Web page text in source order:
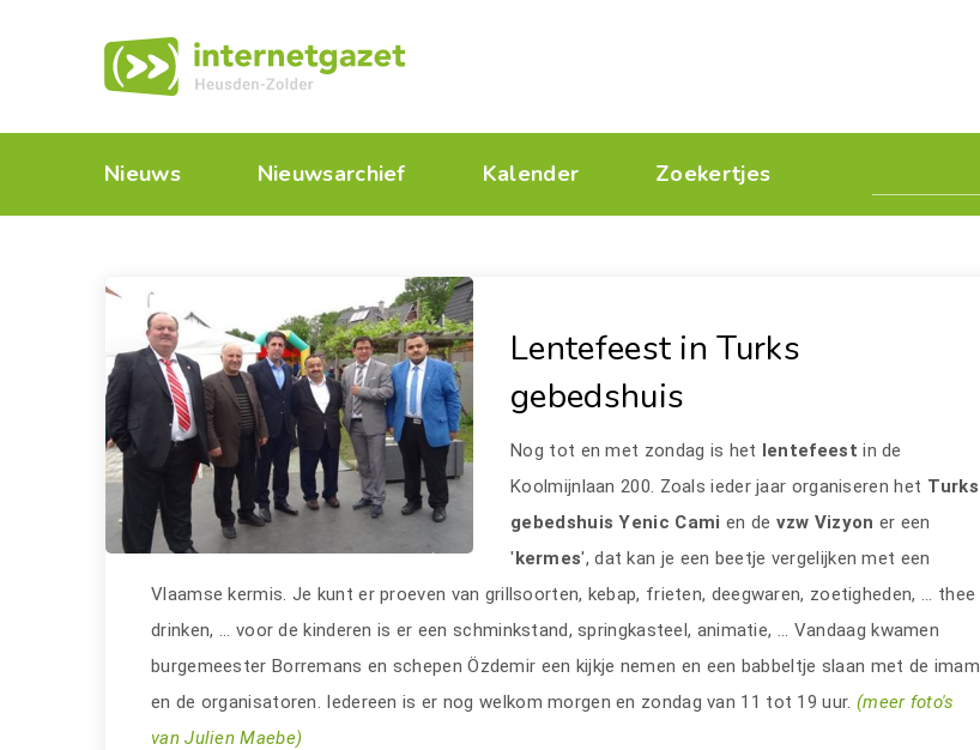
Nieuws Nieuwsarchief Kalender Zoekertjes
Lentefeest in Turks
gebedshuis
Nog tot en met zondag is het lentefeestin de
Koolmijnlaan 200. Zoals ieder jaar organiseren het Turks
gebedshuis Yenic Cami en de vzw Vizyon er een
'kermes', dat kan je een beetje vergelijken met een
Vlaamse kermis. Je kunt er proeven van grillsoorten, kebap, frieten, deegwaren, zoetigheden, ... thee
drinken, ... voor de kinderen is er een schminkstand, springkasteel, animatie, ... Vandaag kwamen
burgemeester Borremans en schepen Özdemir een kijkje nemen en een babbeltje slaan met de imam
en de organisatoren. Iedereen is er nog welkom morgen en zondag van 11 tot 19 uur. (meer foto's
van Julien Maebe)